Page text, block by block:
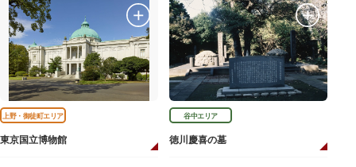
上野・御徒町エリア
東京国立博物館
谷中エリア
徳川慶喜の墓